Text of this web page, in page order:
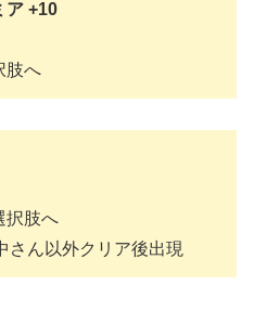
ア +10
へ
肢へ
さん以外クリア後出現